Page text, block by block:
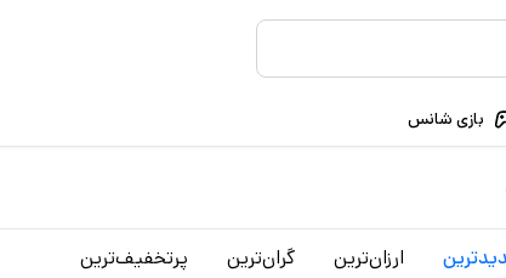
بازی شانس
ارزان‌ترین گران‌ترین پرتخفیف‌ترین